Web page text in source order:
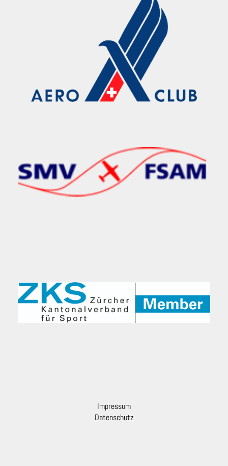
Impressum
Datenschutz